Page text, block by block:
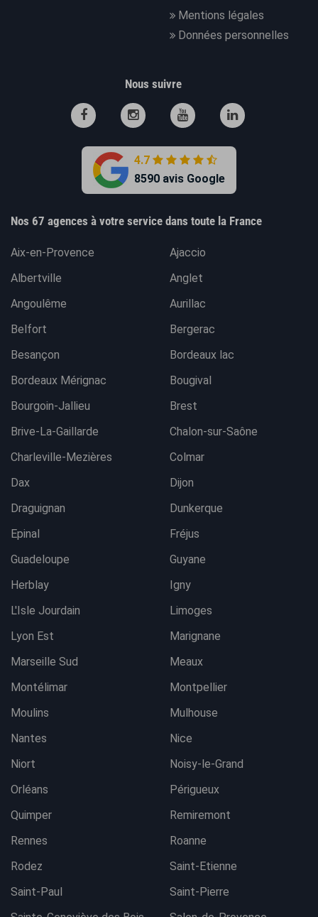
Mentions légales
Données personnelles
Nous suivre
4.7
8590 avis Google
Nos 67 agences à votre service dans toute la France
Aix-en-Provence
Ajaccio
Albertville
Anglet
Angoulême
Aurillac
Belfort
Bergerac
Besançon
Bordeaux lac
Bordeaux Mérignac
Bougival
Bourgoin-Jallieu
Brest
Brive-La-Gaillarde
Chalon-sur-Saône
Charleville-Mezières
Colmar
Dax
Dijon
Draguignan
Dunkerque
Epinal
Fréjus
Guadeloupe
Guyane
Herblay
Igny
L'Isle Jourdain
Limoges
Lyon Est
Marignane
Marseille Sud
Meaux
Montélimar
Montpellier
Moulins
Mulhouse
Nantes
Nice
Niort
Noisy-le-Grand
Orléans
Périgueux
Quimper
Remiremont
Rennes
Roanne
Rodez
Saint-Etienne
Saint-Paul
Saint-Pierre